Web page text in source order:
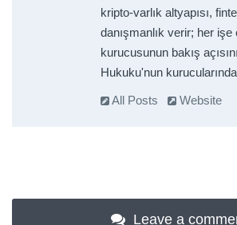
kripto-varlık altyapısı,
danışmanlık verir; her
kurucusunun bakış
Hukuku'nun
All Posts Website
Leave a